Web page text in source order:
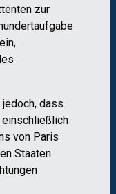
zur
dass
einschließlich
von Paris
Staaten